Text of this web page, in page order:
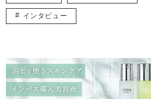
インタビュー